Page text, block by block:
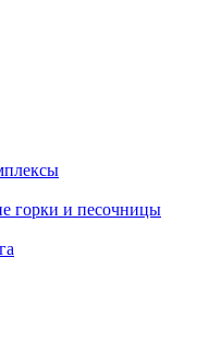
горки и песочницы